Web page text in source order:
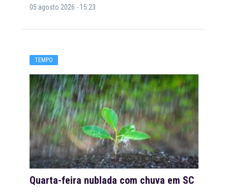
05 agosto 2026 - 15:23
TEMPO
Quarta-feira nublada com chuva em SC